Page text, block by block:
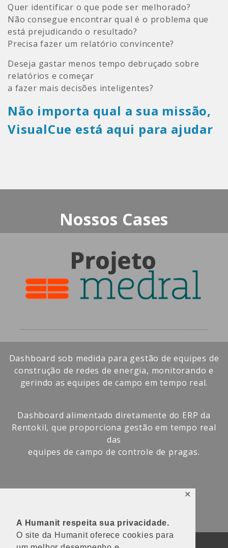
A Humanit respeita sua privacidade.
O site da Humanit oferece cookies para
✕
Quer identificar o que pode ser melhorado?
Não consegue encontrar qual é o problema que
está prejudicando o resultado?
Precisa fazer um relatório convincente?
Deseja gastar menos tempo debruçado sobre
relatórios e começar
a fazer mais decisões inteligentes?
Não importa qual a sua missão,
VisualCue está aqui para ajudar
Nossos Cases
Dashboard sob medida para gestão de equipes de
construção de redes de energia, monitorando e
gerindo as equipes de campo em tempo real.
Dashboard alimentado diretamente do ERP da
Rentokil, que proporciona gestão em tempo real
das
equipes de campo de controle de pragas.